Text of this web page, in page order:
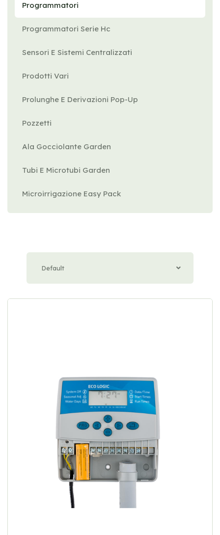
Programmatori
Programmatori Serie Hc
Sensori E Sistemi Centralizzati
Prodotti Vari
Prolunghe E Derivazioni Pop-Up
Pozzetti
Ala Gocciolante Garden
Tubi E Microtubi Garden
Microirrigazione Easy Pack
Default